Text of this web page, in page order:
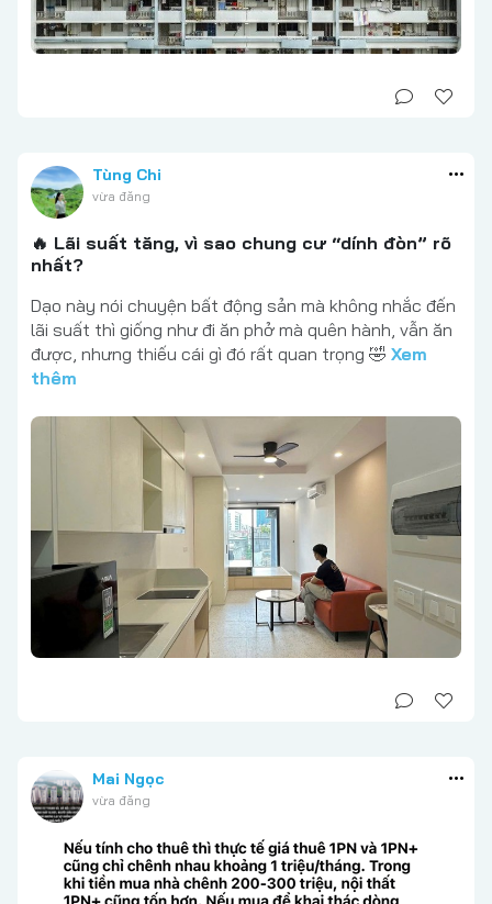
Tùng Chi
vừa đăng
🔥 Lãi suất tăng, vì sao chung cư “dính đòn” rõ
nhất?
Dạo này nói chuyện bất động sản mà không nhắc đến
lãi suất thì giống như đi ăn phở mà quên hành, vẫn ăn
được, nhưng thiếu cái gì đó rất quan trọng 🤣 Xem
thêm
Mai Ngọc
vừa đăng